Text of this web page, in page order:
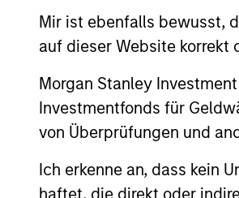
Mir ist ebenfalls bewusst,
auf dieser Website korrekt
Morgan Stanley
Investmentfonds für
von Überprüfungen und
Ich erkenne an, dass kein
haftet, die direkt oder
Preise
Die Wertentwicklung
Wertentwicklung. Die